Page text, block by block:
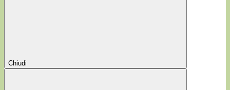
Chiudi